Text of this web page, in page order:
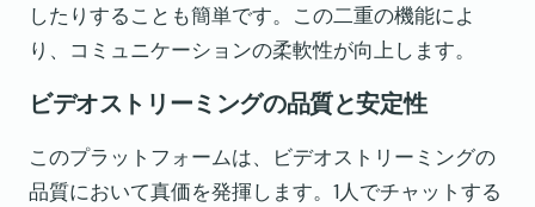
したりすることも簡単です。この二重の機能によ
り、コミュニケーションの柔軟性が向上します。
ビデオストリーミングの品質と安定性
このプラットフォームは、ビデオストリーミングの
品質において真価を発揮します。1人でチャットする